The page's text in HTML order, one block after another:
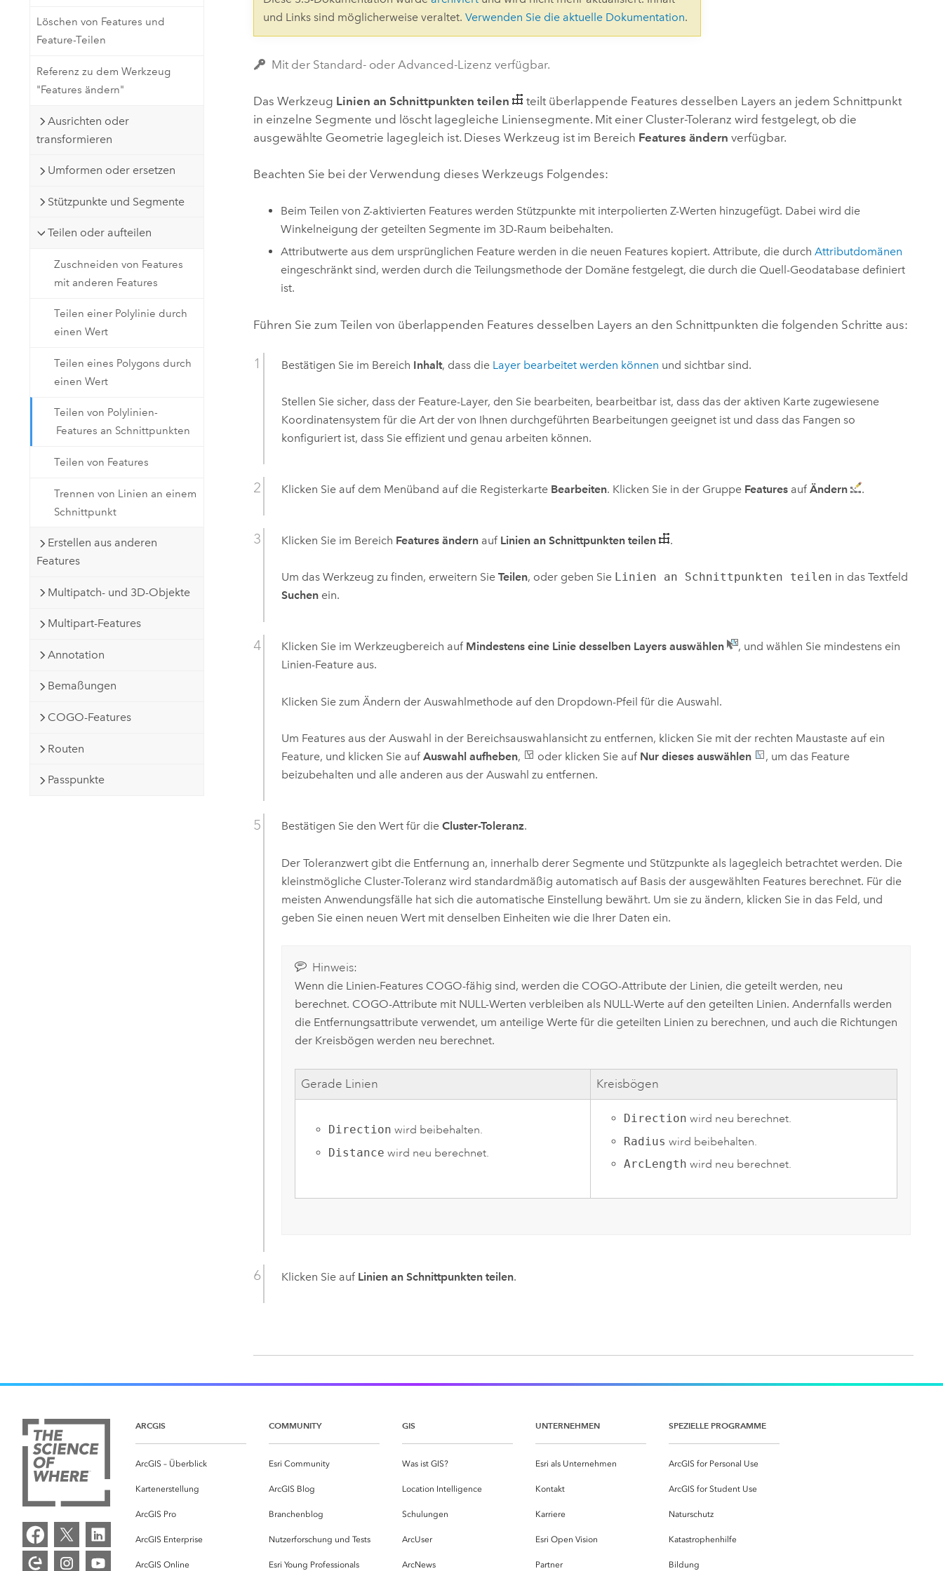
Developer-Technologie
Erstellen Sie Anwendungen für
räumliche Analyse
Alle Produkte
Natürliche Ressourcen
Alle Branchen
Umgebungen.
Geoinformationen
Alle Storys
Löschen von Features und
Feature-Teilen
Referenz zu dem Werkzeug
"Features ändern"
Ausrichten oder
transformieren
Umformen oder ersetzen
Stützpunkte und Segmente
Teilen oder aufteilen
Zuschneiden von Features
mit anderen Features
Teilen einer Polylinie durch
einen Wert
Teilen eines Polygons durch
einen Wert
Teilen von Polylinien-
Features an Schnittpunkten
Teilen von Features
Trennen von Linien an einem
Schnittpunkt
Erstellen aus anderen
Features
Multipatch- und 3D-Objekte
Multipart-Features
Annotation
Bemaßungen
COGO-Features
Routen
Passpunkte
und Links sind möglicherweise veraltet.Verwenden Sie die aktuelle Dokumentation.
Mit der Standard- oder Advanced-Lizenz verfügbar.
Das Werkzeug Linien an Schnittpunkten teilen
teilt überlappende Features desselben Layers an jedem Schnittpunkt
in einzelne Segmente und löscht lagegleiche Liniensegmente. Mit einer Cluster-Toleranz wird festgelegt, ob die
ausgewählte Geometrie lagegleich ist. Dieses Werkzeug ist im Bereich Features ändern verfügbar.
Beachten Sie bei der Verwendung dieses Werkzeugs Folgendes:
Beim Teilen von Z-aktivierten Features werden Stützpunkte mit interpolierten Z-Werten hinzugefügt. Dabei wird die
Winkelneigung der geteilten Segmente im 3D-Raum beibehalten.
Attributwerte aus dem ursprünglichen Feature werden in die neuen Features kopiert. Attribute, die durch Attributdomänen
eingeschränkt sind, werden durch die Teilungsmethode der Domäne festgelegt, die durch die Quell-Geodatabase definiert
ist.
Führen Sie zum Teilen von überlappenden Features desselben Layers an den Schnittpunkten die folgenden Schritte aus:
Bestätigen Sie im Bereich Inhalt, dass die Layer bearbeitet werden können und sichtbar sind.
Stellen Sie sicher, dass der Feature-Layer, den Sie bearbeiten, bearbeitbar ist, dass das der aktiven Karte zugewiesene
Koordinatensystem für die Art der von Ihnen durchgeführten Bearbeitungen geeignet ist und dass das Fangen so
konfiguriert ist, dass Sie effizient und genau arbeiten können.
Klicken Sie auf dem Menüband auf die Registerkarte Bearbeiten. Klicken Sie in der Gruppe Features aufÄndern .
Klicken Sie im Bereich Features ändern auf Linien an Schnittpunkten teilen .
Um das Werkzeug zu finden, erweitern SieTeilen, oder geben Sie Linien an Schnittpunkten teilen in das Textfeld
Suchen ein.
Klicken Sie im Werkzeugbereich auf Mindestens eine Linie desselben Layers auswählen
, und wählen Sie mindestens ein
Linien-Feature aus.
Klicken Sie zum Ändern der Auswahlmethode auf den Dropdown-Pfeil für die Auswahl.
Um Features aus der Auswahl in der Bereichsauswahlansicht zu entfernen, klicken Sie mit der rechten Maustaste auf ein
Feature, und klicken Sie aufAuswahl aufheben, oder klicken Sie auf Nur dieses auswählen
, um das Feature
beizubehalten und alle anderen aus der Auswahl zu entfernen.
Bestätigen Sie den Wert für dieCluster-Toleranz.
Der Toleranzwert gibt die Entfernung an, innerhalb derer Segmente und Stützpunkte als lagegleich betrachtet werden. Die
kleinstmögliche Cluster-Toleranz wird standardmäßig automatisch auf Basis der ausgewählten Features berechnet. Für die
meisten Anwendungsfälle hat sich die automatische Einstellung bewährt. Um sie zu ändern, klicken Sie in das Feld, und
geben Sie einen neuen Wert mit denselben Einheiten wie die Ihrer Daten ein.
Hinweis:
Wenn die Linien-Features COGO-fähig sind, werden die COGO-Attribute der Linien, die geteilt werden, neu
berechnet. COGO-Attribute mit NULL-Werten verbleiben als NULL-Werte auf den geteilten Linien. Andernfalls werden
die Entfernungsattribute verwendet, um anteilige Werte für die geteilten Linien zu berechnen, und auch die Richtungen
der Kreisbögen werden neu berechnet.
Gerade Linien Kreisbögen
Direction wird beibehalten.
Distance wird neu berechnet.
Direction wird neu berechnet.
Radius wird beibehalten.
ArcLength wird neu berechnet.
Klicken Sie auf Linien an Schnittpunkten teilen.
ARCGIS
ArcGIS – Überblick
Kartenerstellung
ArcGIS Pro
ArcGIS Enterprise
ArcGIS Online
COMMUNITY
Esri Community
ArcGIS Blog
Branchenblog
Nutzerforschung und Tests
Esri Young Professionals
GIS
Was ist GIS?
Location Intelligence
Schulungen
ArcUser
ArcNews
UNTERNEHMEN
Esri als Unternehmen
Kontakt
Karriere
Esri Open Vision
Partner
SPEZIELLE PROGRAMME
ArcGIS for Personal Use
ArcGIS for Student Use
Naturschutz
Katastrophenhilfe
Bildung